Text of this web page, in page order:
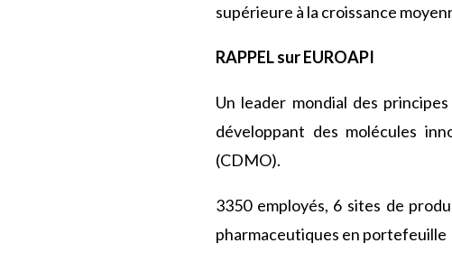
supérieure à la croissance
RAPPEL sur EUROAPI
Un leader mondial des
développant des molécules
(CDMO).
3350 employés, 6 sites de
pharmaceutiques en portefeuille